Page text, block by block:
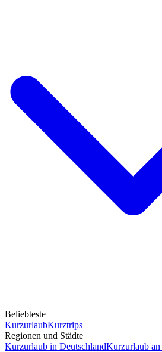
Beliebteste
KurzurlaubKurztrips
Regionen und Städte
Kurzurlaub in DeutschlandKurzurlaub an